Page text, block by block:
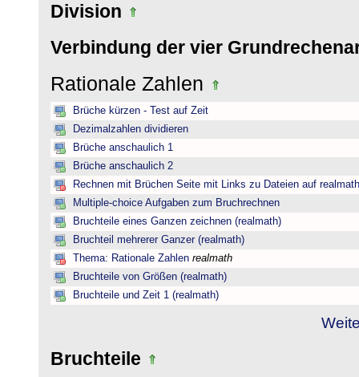
Division
Verbindung der vier
Rationale Zahlen
Brüche kürzen - Test auf Zeit
Dezimalzahlen dividieren
Brüche anschaulich 1
Brüche anschaulich 2
Rechnen mit Brüchen Seite mit Links zu Dateien auf
Multiple-choice Aufgaben zum Bruchrechnen
Bruchteile eines Ganzen zeichnen (realmath)
Bruchteil mehrerer Ganzer (realmath)
Thema: Rationale Zahlen realmath
Bruchteile von Größen (realmath)
Bruchteile und Zeit 1 (realmath)
Bruchteile